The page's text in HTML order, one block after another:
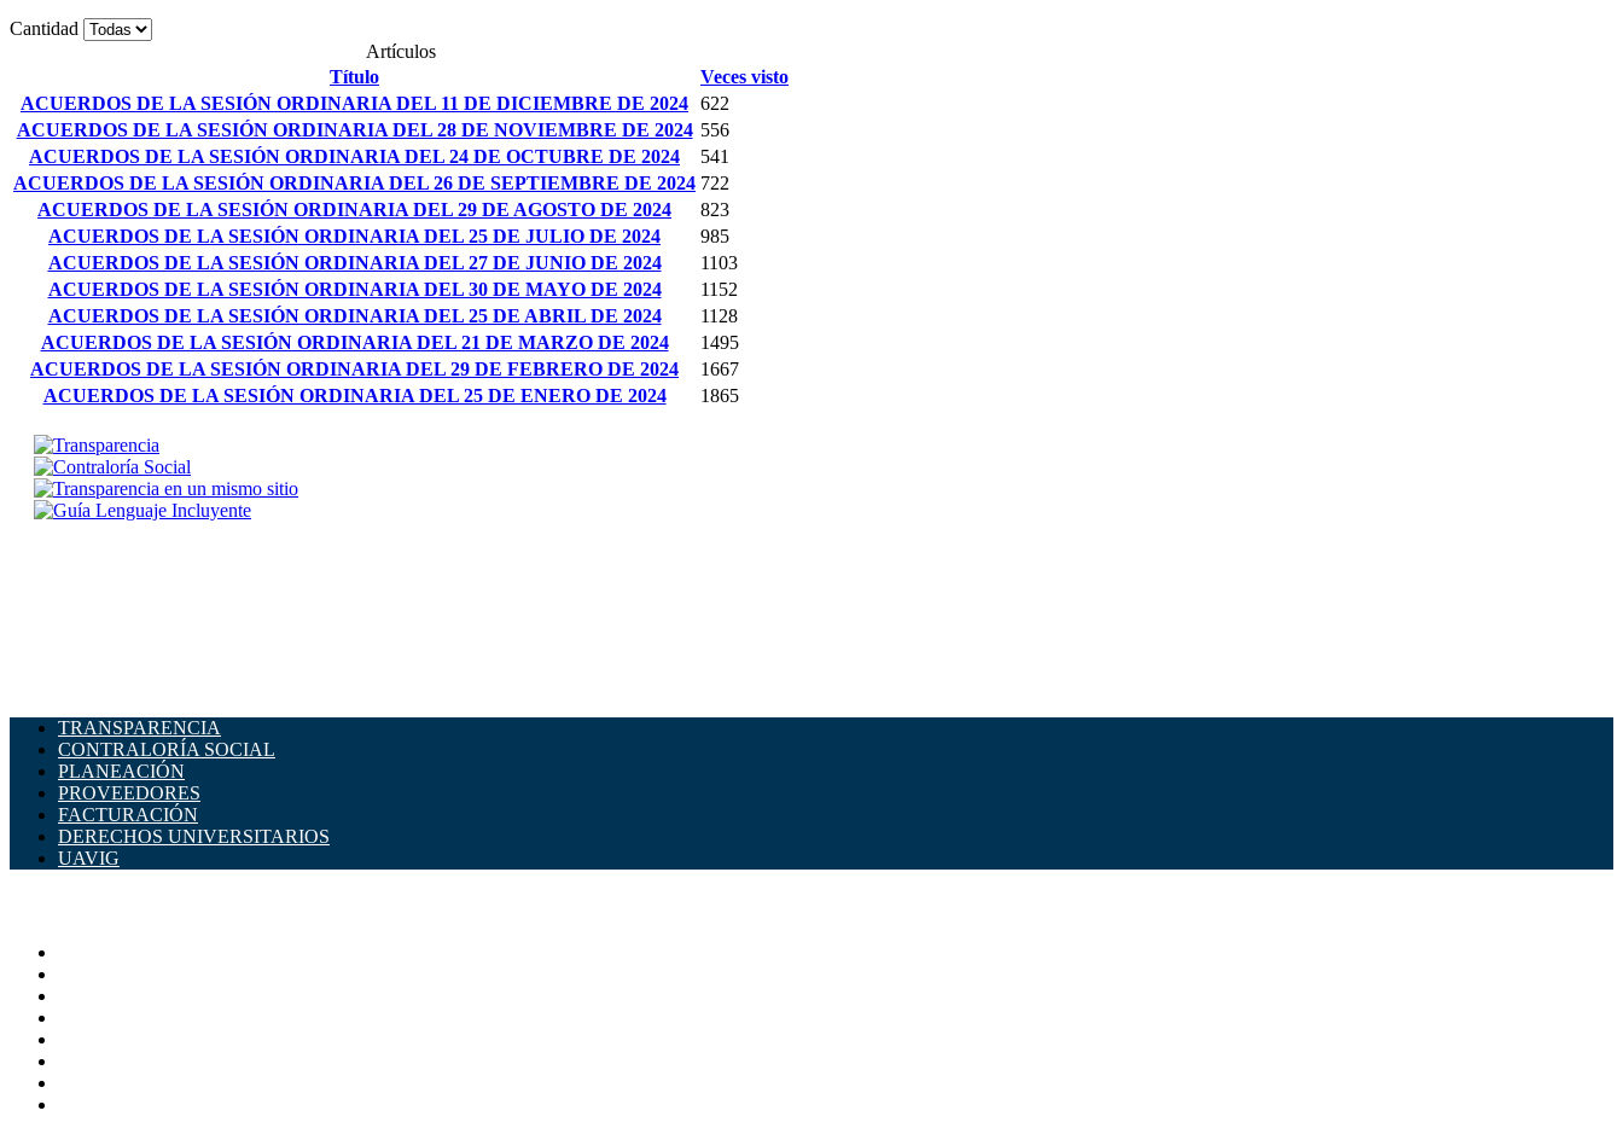
Cantidad
Artículos
Título
Veces visto
ACUERDOS DE LA SESIÓN ORDINARIA DEL 11 DE DICIEMBRE DE 2024 622
ACUERDOS DE LA SESIÓN ORDINARIA DEL 28 DE NOVIEMBRE DE 2024 556
ACUERDOS DE LA SESIÓN ORDINARIA DEL 24 DE OCTUBRE DE 2024
541
ACUERDOS DE LA SESIÓN ORDINARIA DEL 26 DE SEPTIEMBRE DE 2024 722
ACUERDOS DE LA SESIÓN ORDINARIA DEL 29 DE AGOSTO DE 2024
823
ACUERDOS DE LA SESIÓN ORDINARIA DEL 25 DE JULIO DE 2024
985
ACUERDOS DE LA SESIÓN ORDINARIA DEL 27 DE JUNIO DE 2024
1103
ACUERDOS DE LA SESIÓN ORDINARIA DEL 30 DE MAYO DE 2024
1152
ACUERDOS DE LA SESIÓN ORDINARIA DEL 25 DE ABRIL DE 2024
1128
ACUERDOS DE LA SESIÓN ORDINARIA DEL 21 DE MARZO DE 2024
1495
ACUERDOS DE LA SESIÓN ORDINARIA DEL 29 DE FEBRERO DE 2024
1667
ACUERDOS DE LA SESIÓN ORDINARIA DEL 25 DE ENERO DE 2024
1865
TRANSPARENCIA
CONTRALORÍA SOCIAL
PLANEACIÓN
PROVEEDORES
FACTURACIÓN
DERECHOS UNIVERSITARIOS
UAVIG